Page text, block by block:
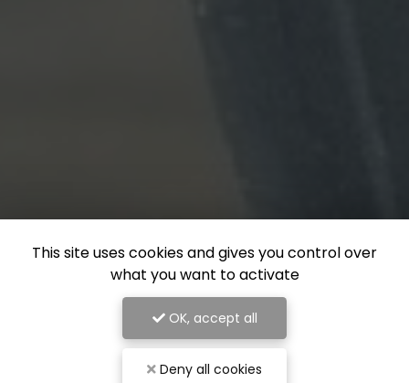
This site uses cookies and gives you control over
what you want to activate
OK, accept all
Deny all cookies